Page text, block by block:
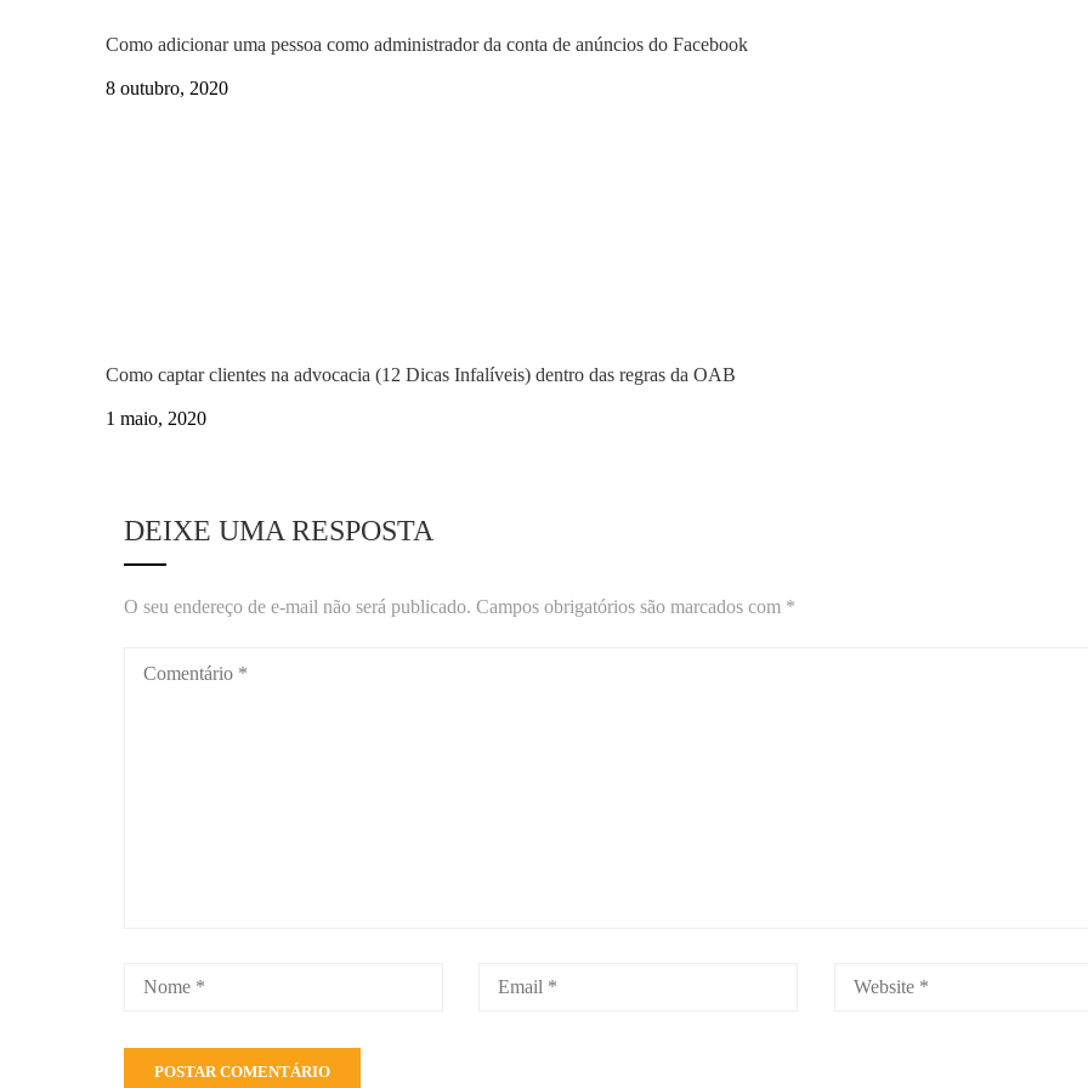
Como adicionar uma pessoa como administrador da conta de anúncios do Facebook
8 outubro, 2020
Como captar clientes na advocacia (12 Dicas Infalíveis) dentro das regras da OAB
1 maio, 2020
DEIXE UMA RESPOSTA
O seu endereço de e-mail não será publicado. Campos obrigatórios são marcados com *